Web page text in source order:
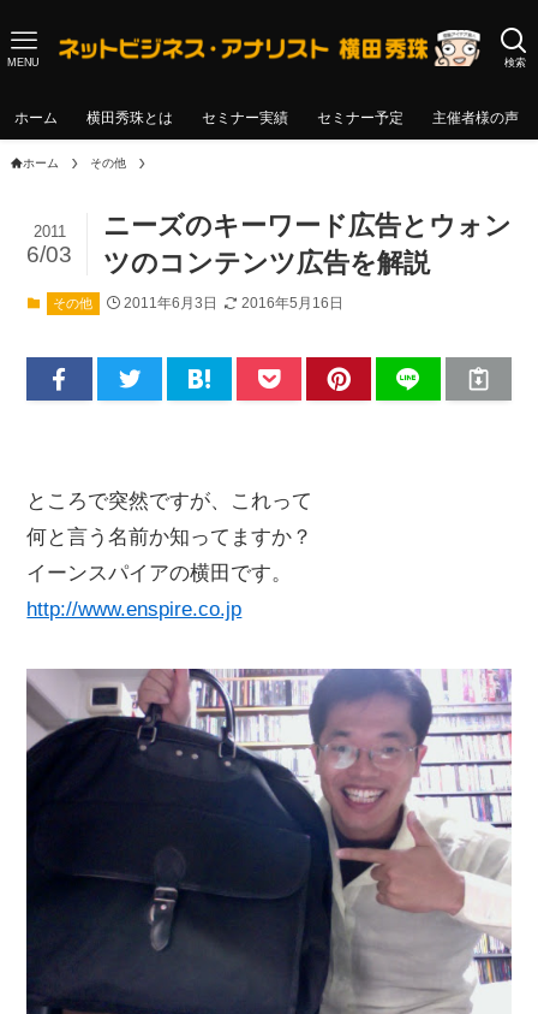
検索
MENU
ホーム 横田秀珠とは セミナー実績 セミナー予定 主催者様の声
ホーム その他
ニーズのキーワード広告とウォン
ツのコンテンツ広告を解説
2011
6/03
その他 2011年6月3日 2016年5月16日
ところで突然ですが、これって
何と言う名前か知ってますか？
イーンスパイアの横田です。
http://www.enspire.co.jp